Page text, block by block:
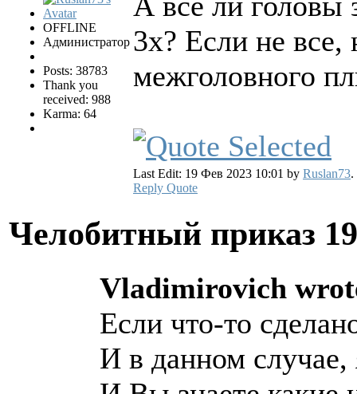
OFFLINE
Администратор
Posts: 38783
Thank you
received: 988
Karma: 64
3х? Если не все,
межголовного
Last Edit: 19 Фев 2023 10:01 by Ruslan73.
Reply Quote
Челобитный приказ
Vladimirovich
Если что-то
И в данном случае,